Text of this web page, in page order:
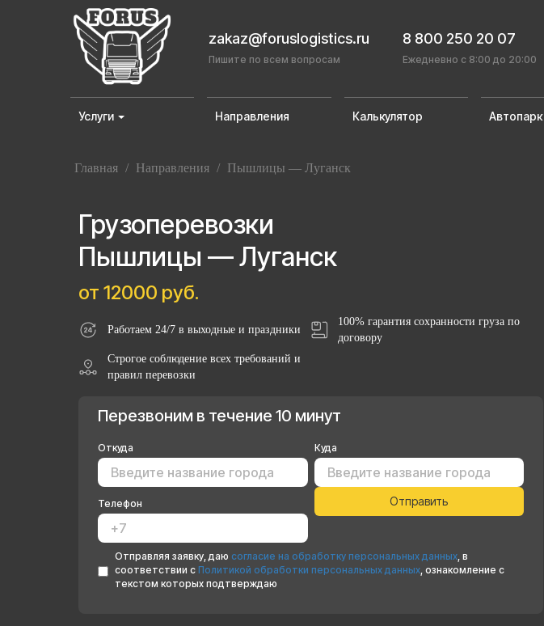
zakaz@foruslogistics.ru
Пишите по всем вопросам
8 800 250 20 07
Ежедневно с 8:00 до 20:00
Услуги Направления Калькулятор Автопарк
Главная / Направления / Пышлицы — Луганск
Грузоперевозки
Пышлицы — Луганск
от 12000 руб.
Работаем 24/7 в выходные и праздники
100% гарантия сохранности груза по
договору
Строгое соблюдение всех требований и
правил перевозки
Перезвоним в течение 10 минут
Откуда Куда
Телефон
Отправляя заявку, даю согласие на обработку персональных данных, в
соответствии с Политикой обработки персональных данных, ознакомление с
текстом которых подтверждаю